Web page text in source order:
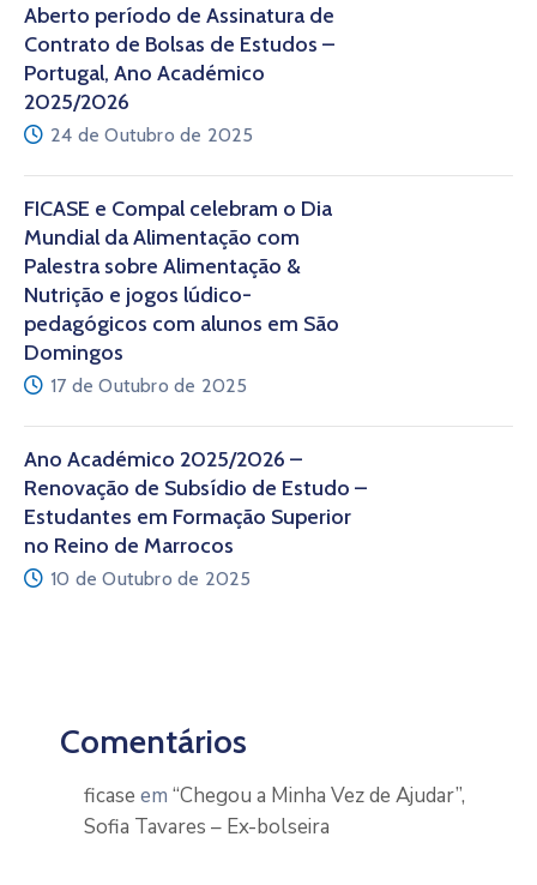
Aberto período de Assinatura de
Contrato de Bolsas de Estudos –
Portugal, Ano Académico
2025/2026
24 de Outubro de 2025
FICASE e Compal celebram o Dia
Mundial da Alimentação com
Palestra sobre Alimentação &
Nutrição e jogos lúdico-
pedagógicos com alunos em São
Domingos
17 de Outubro de 2025
Ano Académico 2025/2026 –
Renovação de Subsídio de Estudo –
Estudantes em Formação Superior
no Reino de Marrocos
10 de Outubro de 2025
Comentários
ficase em “Chegou a Minha Vez de Ajudar”,
Sofia Tavares – Ex-bolseira